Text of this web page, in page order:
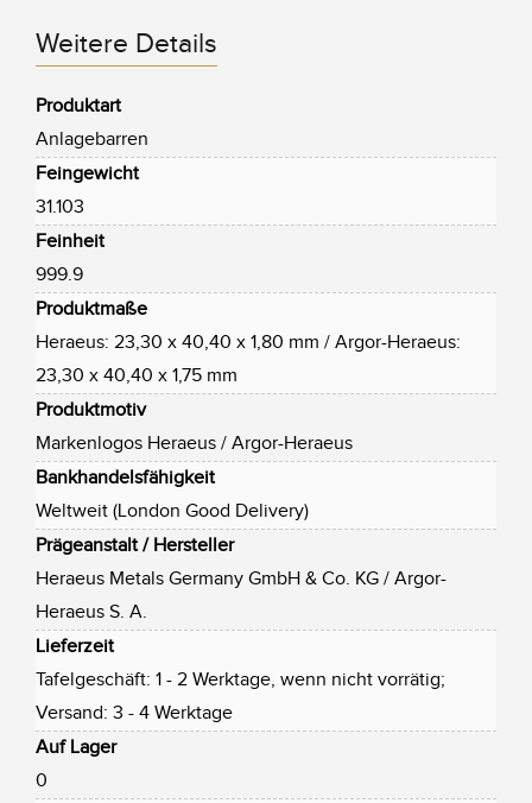
Weitere Details
Produktart
Anlagebarren
Feingewicht
31.103
Feinheit
999.9
Produktmaße
Heraeus: 23,30 x 40,40 x 1,80 mm / Argor-Heraeus:
23,30 x 40,40 x 1,75 mm
Produktmotiv
Markenlogos Heraeus / Argor-Heraeus
Bankhandelsfähigkeit
Weltweit (London Good Delivery)
Prägeanstalt / Hersteller
Heraeus Metals Germany GmbH & Co. KG / Argor-
Heraeus S. A.
Lieferzeit
Tafelgeschäft: 1 - 2 Werktage, wenn nicht vorrätig;
Versand: 3 - 4 Werktage
Auf Lager
0